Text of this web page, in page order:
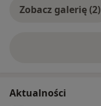
Zobacz galerię (2)
Aktualności